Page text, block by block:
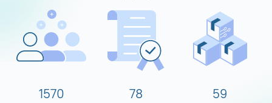
1600 80 60